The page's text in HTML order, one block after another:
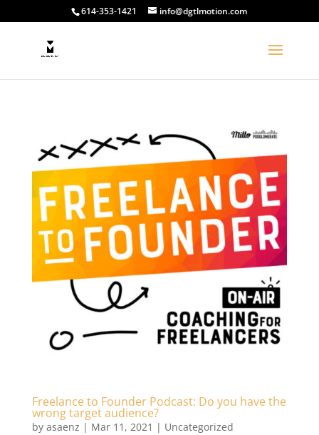
614-353-1421 info@dgtlmotion.com
Freelance to Founder Podcast: Do you have the
wrong target audience?
by asaenz | Mar 11, 2021 | Uncategorized